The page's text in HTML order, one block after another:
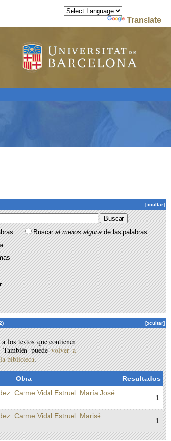
Translate
[ocultar]
Buscaral menos algunade las palabras
[ocultar]
a los textos que contienen
También puedevolver a
biblioteca.
Obra
Resultados
Carme Vidal Estruel. María José
1
Carme Vidal Estruel. Marisé
1